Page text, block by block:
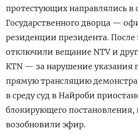
протестующих направлялись в
Государственного дворца —
резиденции президента. После
отключили вещание NTV и
KTN — за нарушение указания
прямую трансляцию
в среду суд в Найроби
блокирующего постановления,
возобновили эфир.